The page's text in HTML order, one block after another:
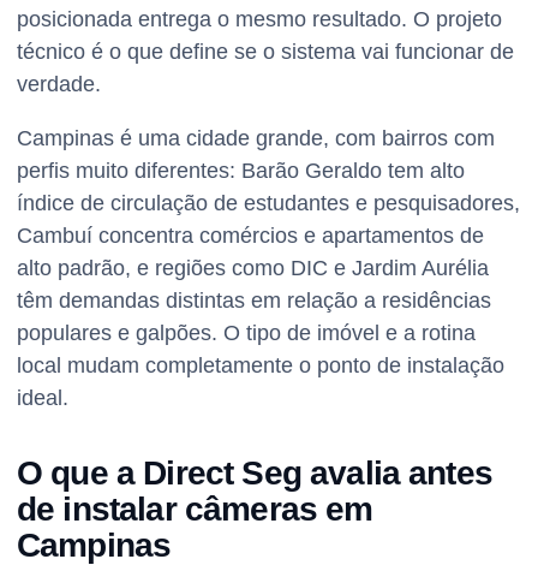
posicionada entrega o mesmo resultado. O projeto
técnico é o que define se o sistema vai funcionar de
verdade.
Campinas é uma cidade grande, com bairros com
perfis muito diferentes: Barão Geraldo tem alto
índice de circulação de estudantes e pesquisadores,
Cambuí concentra comércios e apartamentos de
alto padrão, e regiões como DIC e Jardim Aurélia
têm demandas distintas em relação a residências
populares e galpões. O tipo de imóvel e a rotina
local mudam completamente o ponto de instalação
ideal.
O que a Direct Seg avalia antes
de instalar câmeras em
Campinas